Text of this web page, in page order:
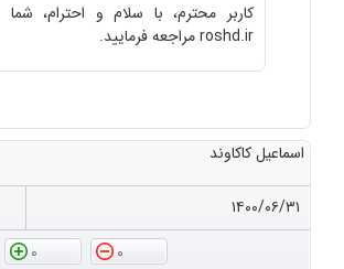
کاربر محترم، با سلام و احترام،
roshd.ir مراجعه فرمایید.
اسماعیل کاکاوند
۱۴۰۰/۰۶/۳۱
0
0